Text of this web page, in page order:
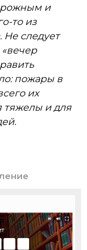
и
то из
Не следует
пожары в
их
тяжелы и для